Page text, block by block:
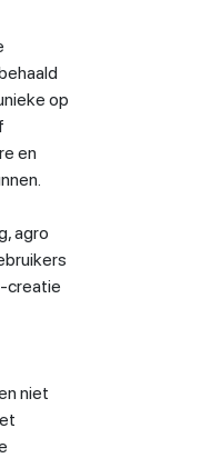
op
en
agro
creatie
niet